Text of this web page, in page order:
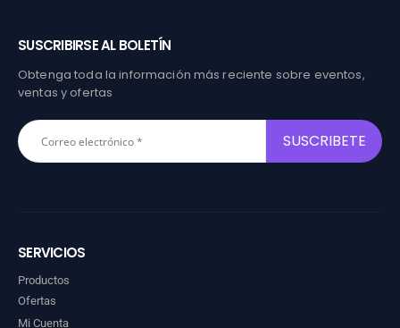
SUSCRIBIRSE AL BOLETÍN
Obtenga toda la información más reciente sobre eventos,
ventas y ofertas
SERVICIOS
Productos
Ofertas
Mi Cuenta